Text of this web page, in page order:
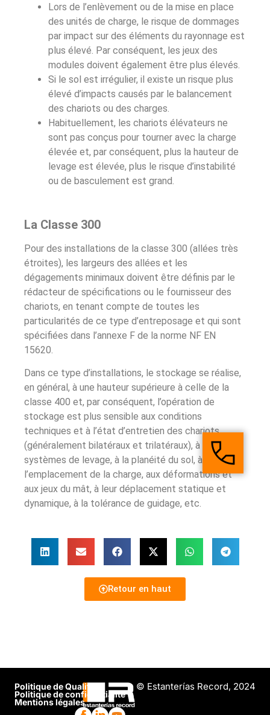
Lors de l’enlèvement ou de la mise en place
des unités de charge, le risque de dommages
par impact sur des éléments du rayonnage est
plus élevé. Par conséquent, les jeux des
modules doivent également être plus élevés.
Si le sol est irrégulier, il existe un risque plus
élevé d’impacts causés par le balancement
des chariots ou des charges.
Habituellement, les chariots élévateurs ne
sont pas conçus pour tourner avec la charge
élevée et, par conséquent, plus la hauteur de
levage est élevée, plus le risque d’instabilité
ou de basculement est grand.
La Classe 300
Pour des installations de la classe 300 (allées très
étroites), les largeurs des allées et les
dégagements minimaux doivent être définis par le
rédacteur de spécifications ou le fournisseur des
chariots, en tenant compte de toutes les
particularités de ce type d’entreposage et qui sont
spécifiées dans l’annexe F de la norme NF EN
15620.
Dans ce type d’installations, le stockage se réalise,
en général, à une hauteur supérieure à celle de la
classe 400 et, par conséquent, l’opération de
stockage est plus sensible aux conditions
techniques et à l’état d’entretien des chariots
(généralement bilatéraux et trilatéraux), à leurs
systèmes de levage, à la planéité du sol, à
l’emplacement de la charge, aux déformations et
aux jeux du mât, à leur déplacement statique et
dynamique, à la tolérance de guidage, etc.
Retour en haut
Politique de Qualité
Politique de confidentialité
Mentions légales
© Estanterías Record, 2024